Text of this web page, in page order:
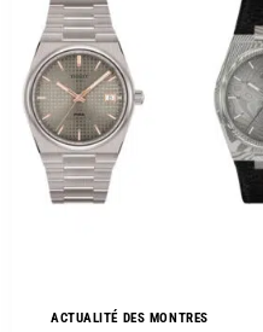
ACTUALITÉ DES MONTRES